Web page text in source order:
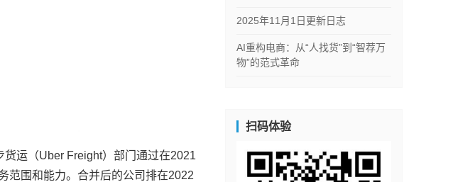
货运（Uber Freight）部门通过在2021
范围和能力。合并后的公司排在2022
2025年11月1日更新日志
AI重构电商：从“人找货”到“智荐万
物”的范式革命
扫码体验